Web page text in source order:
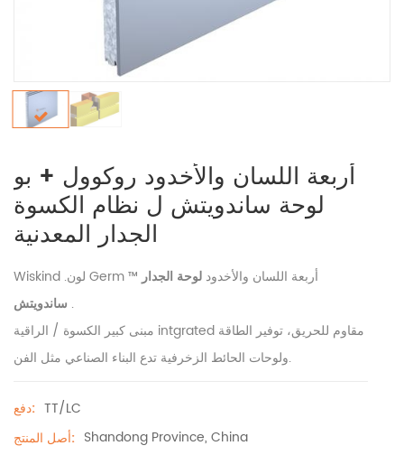
أربعة اللسان والأخدود روكوول + بو
لوحة ساندويتش ل نظام الكسوة
الجدار المعدنية
Wiskind .لون Germ ™ أربعة اللسان والأخدود لوحة الجدار
ساندويتش .
مبنى كبير الكسوة / الراقية intgrated مقاوم للحريق، توفير الطاقة
ولوحات الحائط الزخرفية تدع البناء الصناعي مثل الفن.
دفع: TT/LC
أصل المنتج: Shandong Province, China